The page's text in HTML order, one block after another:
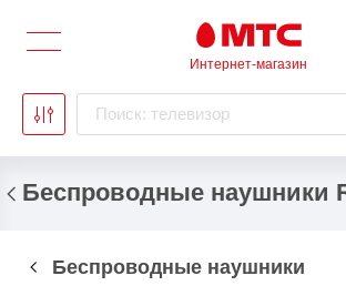
Интернет-магазин
Поиск: телевизор
Беспроводные наушники
Беспроводные наушники